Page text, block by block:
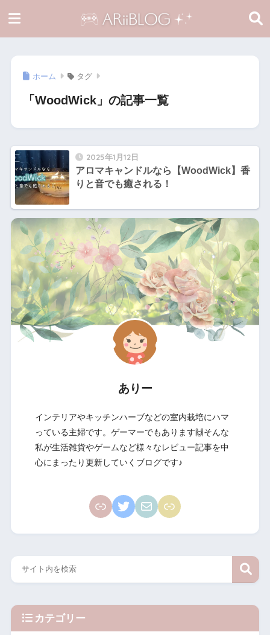
ホーム タグ
「WoodWick」の記事一覧
2025年1月12日
アロマキャンドルなら【WoodWick】香
りと音でも癒される！
ありー
インテリアやキッチンハーブなどの室内栽培にハマ
っている主婦です。ゲーマーでもあります🙌そんな
私が生活雑貨やゲームなど様々なレビュー記事を中
心にまったり更新していくブログです♪
カテゴリー